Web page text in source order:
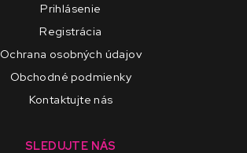
Prihlásenie
Registrácia
Ochrana osobných údajov
Obchodné podmienky
Kontaktujte nás
SLEDUJTE NÁS